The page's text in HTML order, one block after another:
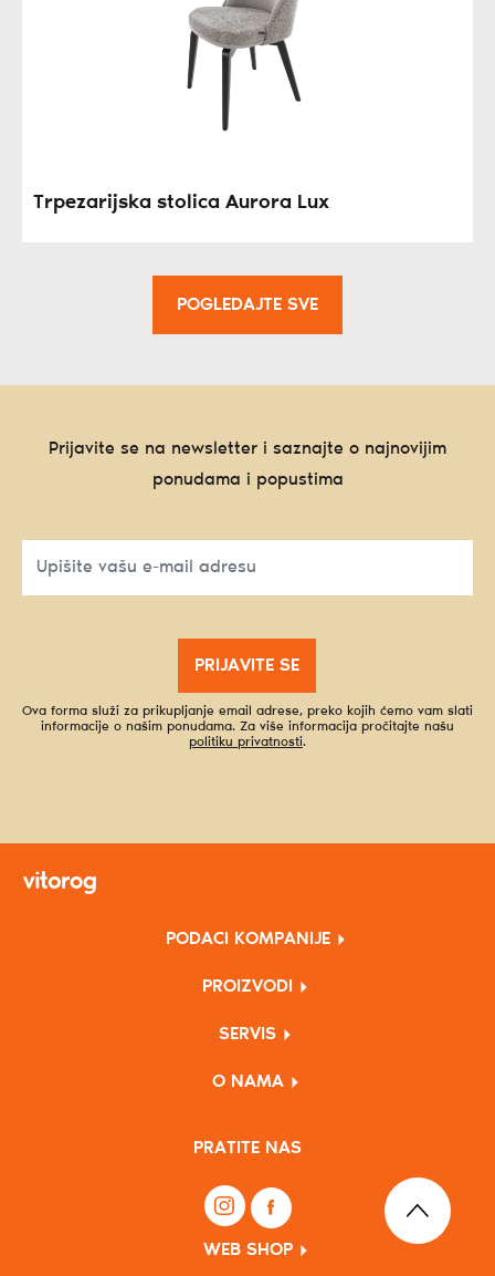
Trpezarijska stolica Aurora Lux
POGLEDAJTE SVE
Prijavite se na newsletter i saznajte o najnovijim
ponudama i popustima
PRIJAVITE SE
Ova forma služi za prikupljanje email adrese, preko kojih ćemo vam slati
informacije o našim ponudama. Za više informacija pročitajte našu
politiku privatnosti.
PODACI KOMPANIJE
PROIZVODI
SERVIS
O NAMA
PRATITE NAS
WEB SHOP